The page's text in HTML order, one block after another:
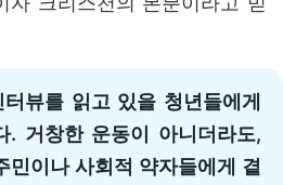
뷰를 읽고 있을 청년들에게
. 거창한 운동이 아니더라도,
민이나 사회적 약자들에게 곁